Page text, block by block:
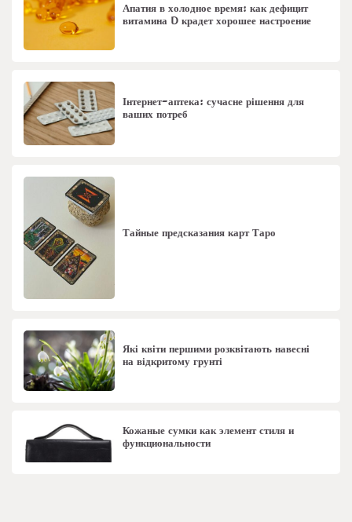
Апатия в холодное время: как дефицит
витамина D крадет хорошее настроение
Інтернет-аптека: сучасне рішення для
ваших потреб
Тайные предсказания карт Таро
Які квіти першими розквітають навесні
на відкритому грунті
Кожаные сумки как элемент стиля и
функциональности